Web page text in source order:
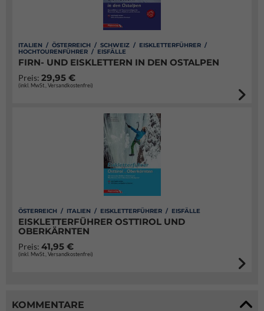
ITALIEN / ÖSTERREICH / SCHWEIZ / EISKLETTERFÜHRER /
HOCHTOURENFÜHRER / EISFÄLLE
FIRN- UND EISKLETTERN IN DEN OSTALPEN
Preis: 29,95 €
(inkl. MwSt., Versandkostenfrei)
ÖSTERREICH / ITALIEN / EISKLETTERFÜHRER / EISFÄLLE
EISKLETTERFÜHRER OSTTIROL UND
OBERKÄRNTEN
Preis: 41,95 €
(inkl. MwSt., Versandkostenfrei)
KOMMENTARE